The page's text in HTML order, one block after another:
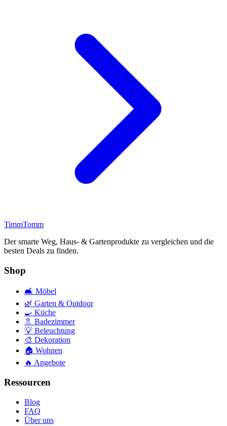
TimmTomm
Der smarte Weg, Haus- & Gartenprodukte zu vergleichen und die
besten Deals zu finden.
Shop
🛋️ Möbel
🌿 Garten & Outdoor
🍳 Küche
🚿 Badezimmer
💡 Beleuchtung
🎨 Dekoration
🏠 Wohnen
🔥 Angebote
Ressourcen
Blog
FAQ
Über uns